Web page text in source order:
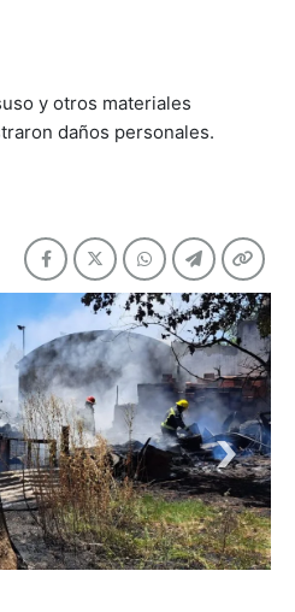
y otros materiales
daños personales.